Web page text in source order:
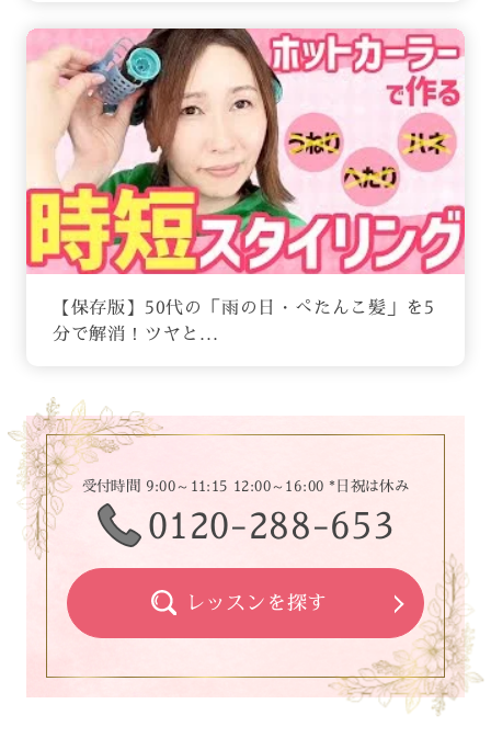
【保存版】50代の「雨の日・ぺたんこ髪」を5
分で解消！ツヤと...
受付時間 9:00～11:15 12:00～16:00 *日祝は休み
0120-288-653
レッスンを探す